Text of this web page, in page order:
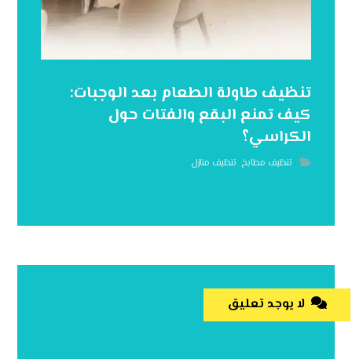
تنظيف طاولة الطعام بعد الوجبات:
كيف تمنع البقع والفتات حول
الكراسي؟
تنظيف مطابخ,تنظيف منازل
لا يوجد تعليق